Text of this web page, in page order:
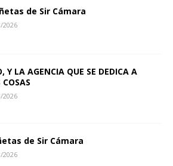
de Sir Cámara
2026
Y LA AGENCIA QUE SE DEDICA A
COSAS
2026
de Sir Cámara
2026